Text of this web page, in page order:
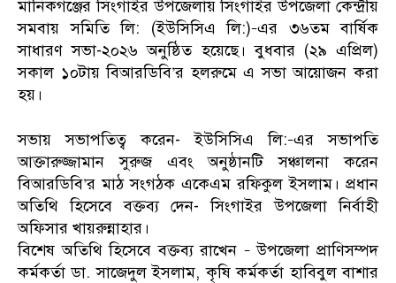
মানিকগঞ্জের সিংগাইর উপজেলায় সিংগাইর উপজেলা কেন্দ্রীয়
সমবায় সমিতি লি: (ইউসিসিএ লি:)–এর ৩৬তম বার্ষিক
সাধারণ সভা-২০২৬ অনুষ্ঠিত হয়েছে। বুধবার (২৯ এপ্রিল)
সকাল ১০টায় বিআরডিবি’র হলরুমে এ সভা আয়োজন করা
হয়।
সভায় সভাপতিত্ব করেন- ইউসিসিএ লি:–এর সভাপতি
আক্তারুজ্জামান সুরুজ এবং অনুষ্ঠানটি সঞ্চালনা করেন
বিআরডিবি’র মাঠ সংগঠক একেএম রফিকুল ইসলাম। প্রধান
অতিথি হিসেবে বক্তব্য দেন- সিংগাইর উপজেলা নির্বাহী
অফিসার খায়রুন্নাহার।
বিশেষ অতিথি হিসেবে বক্তব্য রাখেন – উপজেলা প্রাণিসম্পদ
কর্মকর্তা ডা. সাজেদুল ইসলাম, কৃষি কর্মকর্তা হাবিবুল বাশার